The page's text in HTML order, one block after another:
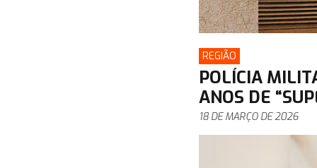
REGIÃO
POLÍCIA
ANOS DE
18 DE MARÇO DE 2026